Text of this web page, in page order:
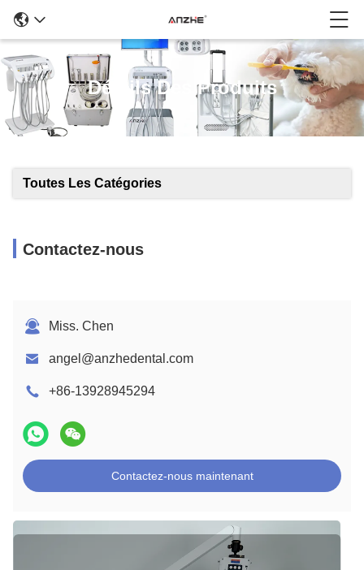
Détails Des Produits
Toutes Les Catégories
Contactez-nous
Miss. Chen
angel@anzhedental.com
+86-13928945294
Contactez-nous maintenant